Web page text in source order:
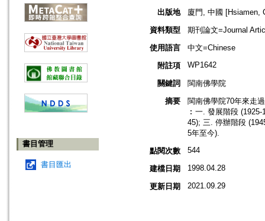
書目管理
書目匯出
出版地
廈門, 中國 [Hsiamen,
資料類型
期刊論文=Journal
使用語言
中文=Chinese
附註項
WP1642
關鍵詞
閩南佛學院
摘要
閩南佛學院70年來走
︰一. 發展階段
45); 三. 停辦階段
5年至今).
點閱次數
544
建檔日期 1998.04.28
更新日期 2021.09.29